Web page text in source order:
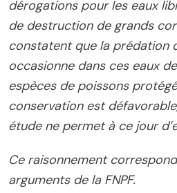
dérogations pour les eaux
de destruction de grands
constatent que la prédation
occasionne dans ces eaux
espèces de poissons
conservation est
étude ne permet à ce jour
Ce raisonnement
arguments de la FNPF.